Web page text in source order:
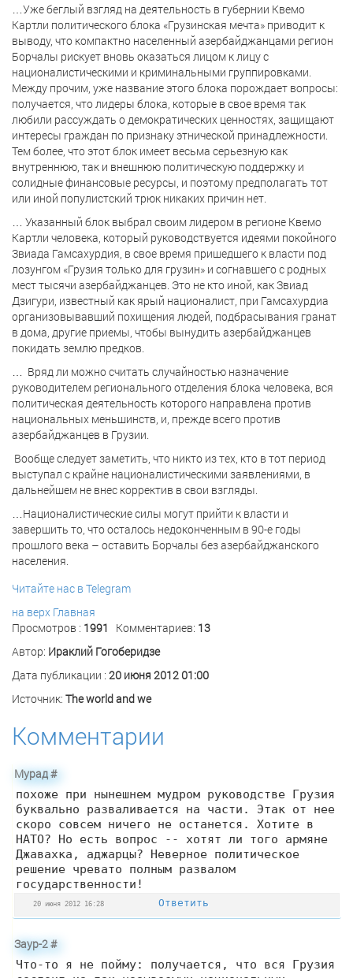
…Уже беглый взгляд на деятельность в губернии Квемо
Картли политического блока «Грузинская мечта» приводит к
выводу, что компактно населенный азербайджанцами регион
Борчалы рискует вновь оказаться лицом к лицу с
националистическими и криминальными группировками.
Между прочим, уже название этого блока порождает вопросы:
получается, что лидеры блока, которые в свое время так
любили рассуждать о демократических ценностях, защищают
интересы граждан по признаку этнической принадлежности.
Тем более, что этот блок имеет весьма серьезную как
внутреннюю, так и внешнюю политическую поддержку и
солидные финансовые ресурсы, и поэтому предполагать тот
или иной популистский трюк никаких причин нет.
… Указанный блок выбрал своим лидером в регионе Квемо
Картли человека, который руководствуется идеями покойного
Звиада Гамсахурдия, в свое время пришедшего к власти под
лозунгом «Грузия только для грузин» и согнавшего с родных
мест тысячи азербайджанцев. Это не кто иной, как Звиад
Дзигури, известный как ярый националист, при Гамсахурдиа
организовывавший похищения людей, подбрасывания гранат
в дома, другие приемы, чтобы вынудить азербайджанцев
покидать землю предков.
… Вряд ли можно считать случайностью назначение
руководителем регионального отделения блока человека, вся
политическая деятельность которого направлена против
национальных меньшинств, и, прежде всего против
азербайджанцев в Грузии.
Вообще следует заметить, что никто из тех, кто в тот период
выступал с крайне националистическими заявлениями, в
дальнейшем не внес корректив в свои взгляды.
…Националистические силы могут прийти к власти и
завершить то, что осталось недоконченным в 90-е годы
прошлого века – оставить Борчалы без азербайджанского
населения.
Читайте нас в Telegram
на верх Главная
Просмотров : 1991 Комментариев: 13
Автор: Ираклий Гогоберидзе
Дата публикации : 20 июня 2012 01:00
Источник: The world and we
Комментарии
Мурад#
похоже при нынешнем мудром руководстве Грузия
буквально разваливается на части. Этак от нее
скоро совсем ничего не останется. Хотите в
НАТО? Но есть вопрос -- хотят ли того армяне
Джавахка, аджарцы? Неверное политическое
решение чревато полным развалом
государственности!
20 июня 2012 16:28 Ответить
Заур-2#
Что-то я не пойму: получается, что вся Грузия